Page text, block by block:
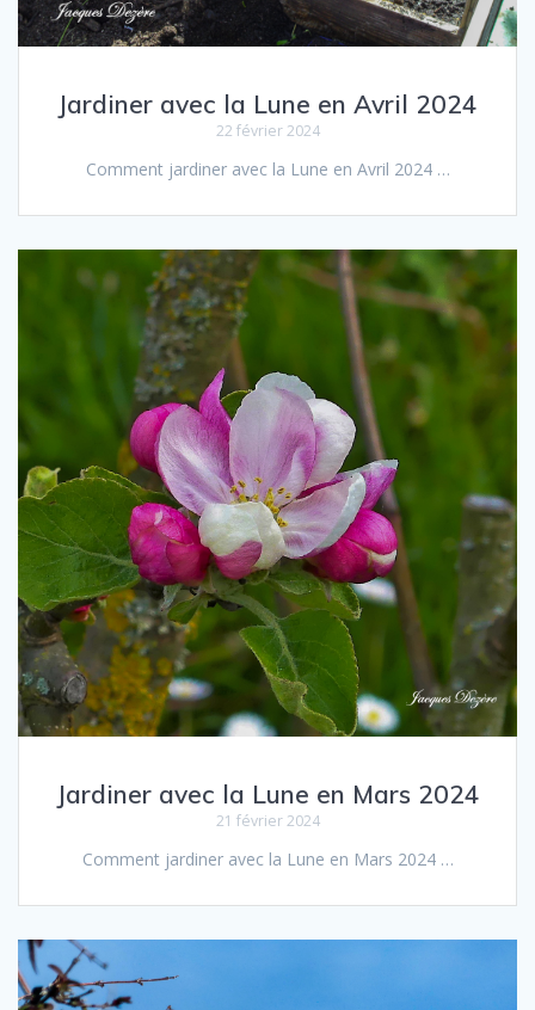
Jardiner avec la Lune en Avril 2024
22 février 2024
Comment jar­diner avec la Lune en Avril 2024 …
Jardiner avec la Lune en Mars 2024
21 février 2024
Comment jar­diner avec la Lune en Mars 2024 …